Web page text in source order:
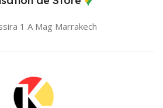
1 A Mag Marrakech